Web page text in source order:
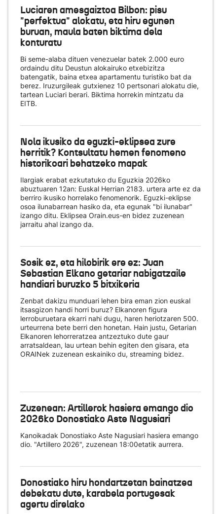
Luciaren amesgaiztoa Bilbon: pisu
"perfektua" alokatu, eta hiru egunen
buruan, maula baten biktima dela
konturatu
Bi seme-alaba dituen venezuelar batek 2.000 euro
ordaindu ditu Deustun alokairuko etxebizitza
batengatik, baina etxea apartamentu turistiko bat da
berez. Iruzurgileak gutxienez 10 pertsonari alokatu die,
tartean Luciari berari. Biktima horrekin mintzatu da
EITB.
Nola ikusiko da eguzki-eklipsea zure
herritik? Kontsultatu hemen fenomeno
historikoari behatzeko mapak
Ilargiak erabat ezkutatuko du Eguzkia 2026ko
abuztuaren 12an: Euskal Herrian 2183. urtera arte ez da
berriro ikusiko horrelako fenomenorik. Eguzki-eklipse
osoa ilunabarrean hasiko da, eta egunak "bi ilunabar"
izango ditu. Eklipsea Orain.eus-en bidez zuzenean
jarraitu ahal izango da.
Sosik ez, eta hilobirik ere ez: Juan
Sebastian Elkano getariar nabigatzaile
handiari buruzko 5 bitxikeria
Zenbat dakizu munduari lehen bira eman zion euskal
itsasgizon handi horri buruz? Elkanoren figura
lerroburuetara ekarri nahi dugu, haren heriotzaren 500.
urteurrena bete berri den honetan. Hain justu, Getarian
Elkanoren lehorreratzea antzeztuko dute gaur
arratsaldean, lau urtean behin egiten den gisara, eta
ORAINek zuzenean eskainiko du, streaming bidez.
Zuzenean: Artillerok hasiera emango dio
2026ko Donostiako Aste Nagusiari
Kanoikadak Donostiako Aste Nagusiari hasiera emango
dio. "Artillero 2026", zuzenean 18:00etatik aurrera.
Donostiako hiru hondartzetan bainatzea
debekatu dute, karabela portugesak
agertu direlako